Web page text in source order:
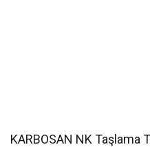
KARBOSAN NK Taşlama